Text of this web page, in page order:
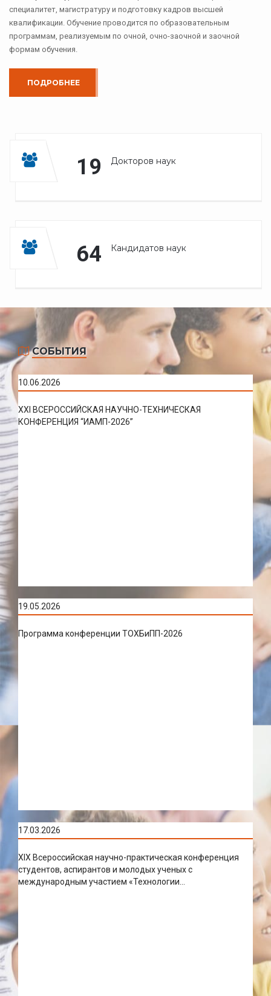
специалитет, магистратуру и подготовку кадров высшей
квалификации. Обучение проводится по образовательным
программам, реализуемым по очной, очно-заочной и заочной
формам обучения.
ПОДРОБНЕЕ
19 Докторов наук
64 Кандидатов наук
СОБЫТИЯ
10.06.2026
XXI ВСЕРОССИЙСКАЯ НАУЧНО-ТЕХНИЧЕСКАЯ
КОНФЕРЕНЦИЯ “ИАМП-2026”
19.05.2026
Программа конференции ТОХБиПП-2026
17.03.2026
XIX Всероссийская научно-практическая конференция
студентов, аспирантов и молодых ученых с
международным участием «Технологии...